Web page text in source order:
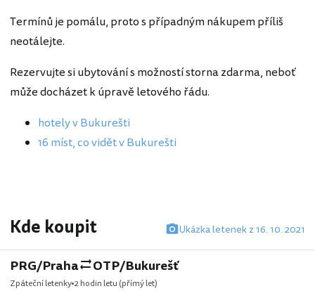
Termínů je pomálu, proto s případným nákupem příliš
neotálejte.
Rezervujte si ubytování s možností storna zdarma, neboť
může docházet k úpravě letového řádu.
hotely v Bukurešti
16 míst, co vidět v Bukurešti
Kde koupit Ukázka letenek z 16. 10. 2021
PRG/Praha OTP/Bukurešť
Zpáteční letenky 2 hodin letu (přímý let)